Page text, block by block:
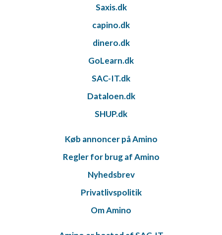
Saxis.dk
capino.dk
dinero.dk
GoLearn.dk
SAC-IT.dk
Dataloen.dk
SHUP.dk
Køb annoncer på Amino
Regler for brug af Amino
Nyhedsbrev
Privatlivspolitik
Om Amino